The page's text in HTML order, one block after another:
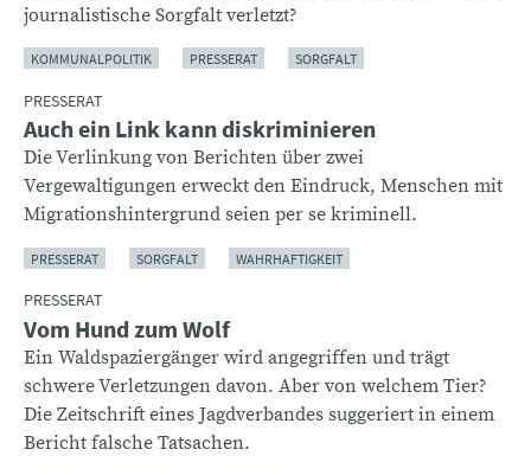
journalistische Sorgfalt verletzt?
KOMMUNALPOLITIK PRESSERAT SORGFALT
PRESSERAT
Auch ein Link kann diskriminieren
Die Verlinkung von Berichten über zwei
Vergewaltigungen erweckt den Eindruck, Menschen mit
Migrationshintergrund seien per se kriminell.
PRESSERAT SORGFALT WAHRHAFTIGKEIT
PRESSERAT
Vom Hund zum Wolf
Ein Waldspaziergänger wird angegriffen und trägt
schwere Verletzungen davon. Aber von welchem Tier?
Die Zeitschrift eines Jagdverbandes suggeriert in einem
Bericht falsche Tatsachen.